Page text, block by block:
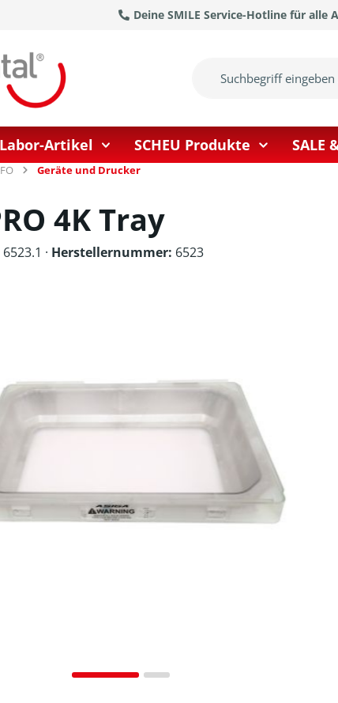
Deine SMILE Service-Hotline für alle
Artikel SCHEU Produkte SALE
Geräte und Drucker
4K Tray
6523.1 · Herstellernummer: 6523